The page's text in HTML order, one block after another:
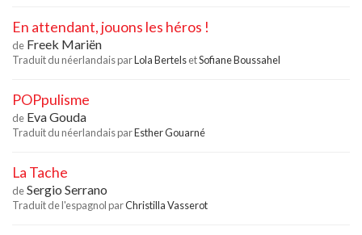
En attendant, jouons les héros !
de Freek Mariën
Traduit du néerlandais parLola BertelsetSofiane Boussahel
POPpulisme
de Eva Gouda
Traduit du néerlandais parEsther Gouarné
La Tache
deSergio Serrano
Traduit de l'espagnol parChristilla Vasserot